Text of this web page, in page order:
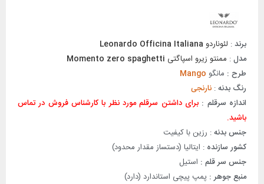
برند: لئوناردوLeonardo Officina Italiana
مدل: ممنتو زیرو اسپاگتی Momento zero spaghetti
طرح : مانگو
رنگ بدنه: نارنجی
اندازه سرقلم : برای داشتن سرقلم مورد نظر با کارشناس فروش در تماس
باشید.
جنس بدنه: رزین با کیفیت
کشور سازنده : ایتالیا (دستساز مقدار محدود)
جنس سر قلم : استیل
منبع جوهر : پمپ پیچی استاندارد (دارد)